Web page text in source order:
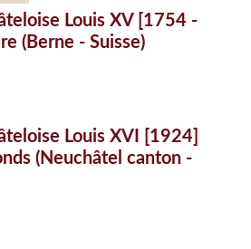
Louis XV [1754 -
(Berne - Suisse)
Louis XVI [1924]
(Neuchâtel canton -